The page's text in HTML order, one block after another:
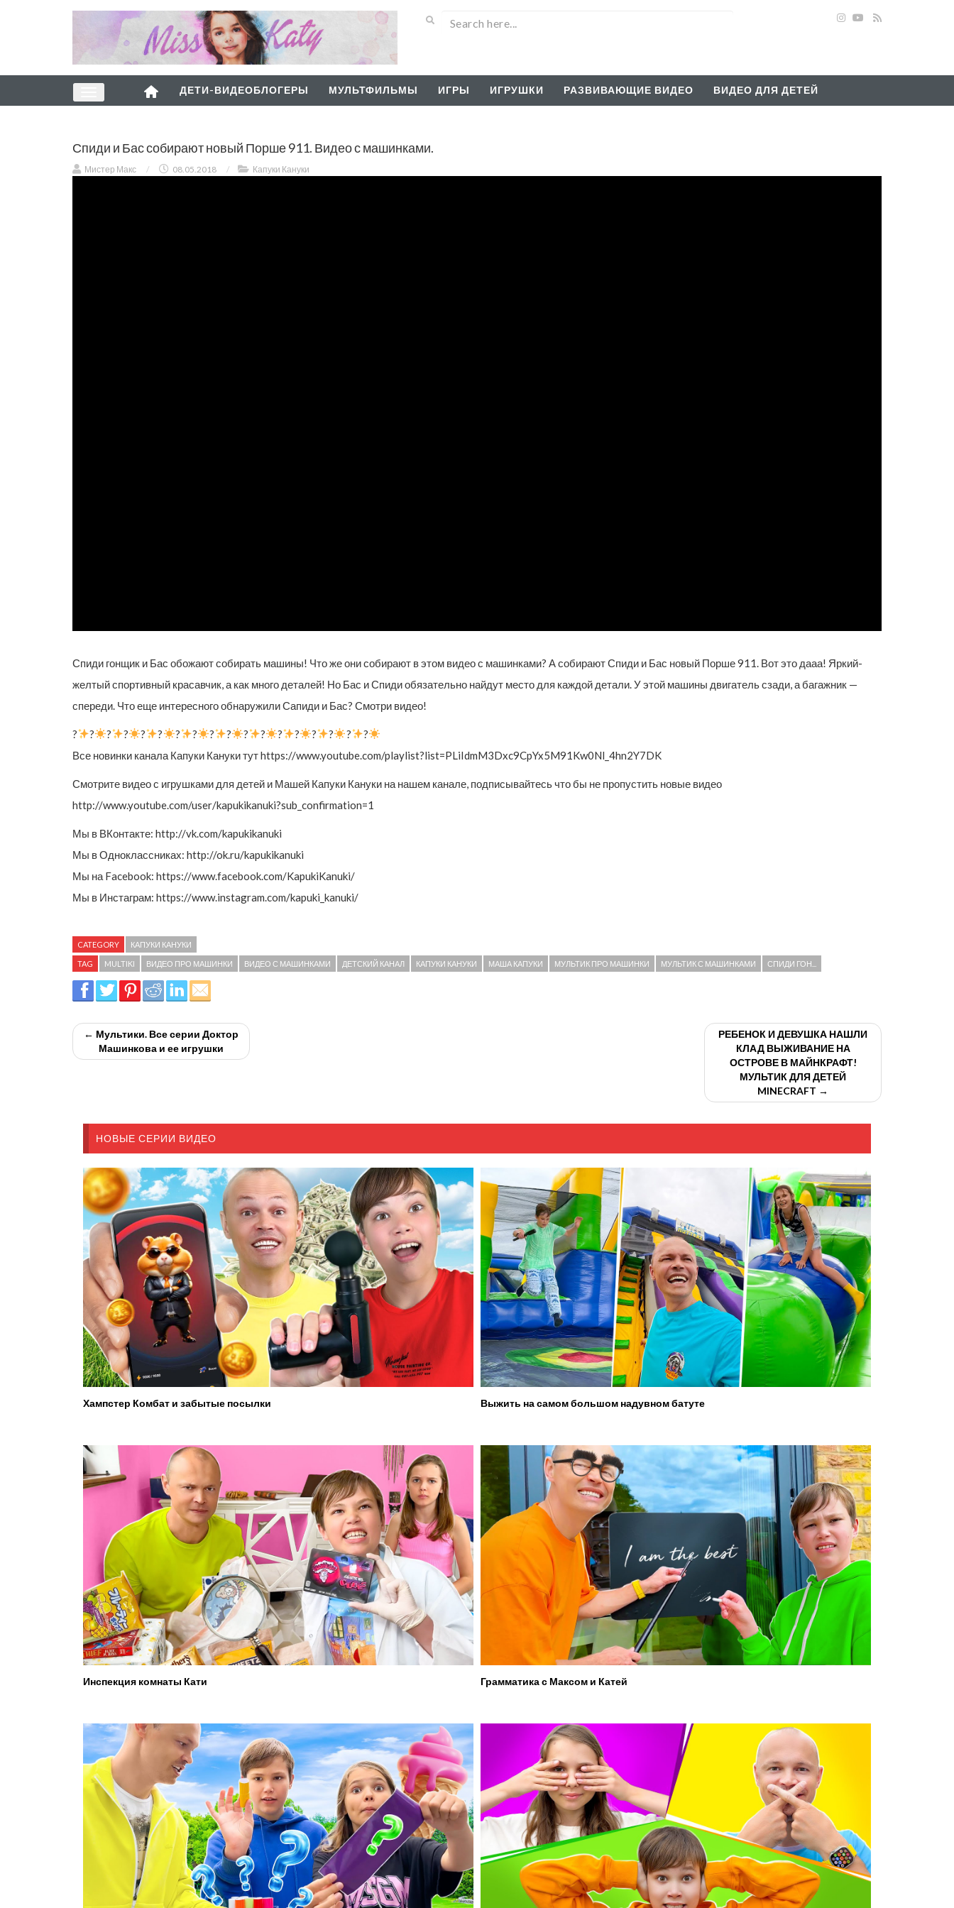
ДЕТИ-ВИДЕОБЛОГЕРЫ МУЛЬТФИЛЬМЫ ИГРЫ ИГРУШКИ РАЗВИВАЮЩИЕ ВИДЕО ВИДЕО ДЛЯ ДЕТЕЙ
Спиди и Бас собирают новый Порше 911. Видео с машинками.
Мистер Макс / 08.05.2018 / Капуки Кануки
Спиди гонщик и Бас обожают собирать машины! Что же они собирают в этом видео с машинками? А собирают Спиди и Бас новый Порше 911. Вот это дааа! Яркий-
желтый спортивный красавчик, а как много деталей! Но Бас и Спиди обязательно найдут место для каждой детали. У этой машины двигатель сзади, а багажник —
спереди. Что еще интересного обнаружили Сапиди и Бас? Смотри видео!
? ? ? ? ? ? ? ? ? ? ? ? ? ? ? ? ?
?
Все новинки канала Капуки Кануки тут https://www.youtube.com/playlist?list=PLiIdmM3Dxc9CpYx5M91Kw0Nl_4hn2Y7DK
Смотрите видео с игрушками для детей и Машей Капуки Кануки на нашем канале, подписывайтесь что бы не пропустить новые видео
http://www.youtube.com/user/kapukikanuki?sub_confirmation=1
Мы в ВКонтакте: http://vk.com/kapukikanuki
Мы в Одноклассниках: http://ok.ru/kapukikanuki
Мы на Facebook: https://www.facebook.com/KapukiKanuki/
Мы в Инстаграм: https://www.instagram.com/kapuki_kanuki/
CATEGORY КАПУКИ КАНУКИ
TAG MULTIKI ВИДЕО ПРО МАШИНКИ ВИДЕО С МАШИНКАМИ ДЕТСКИЙ КАНАЛ КАПУКИ КАНУКИ МАША КАПУКИ МУЛЬТИК ПРО МАШИНКИ МУЛЬТИК С МАШИНКАМИ СПИДИ ГОН...
← Мультики. Все серии Доктор
Машинкова и ее игрушки
РЕБЕНОК И ДЕВУШКА НАШЛИ
КЛАД ВЫЖИВАНИЕ НА
ОСТРОВЕ В МАЙНКРАФТ!
МУЛЬТИК ДЛЯ ДЕТЕЙ
MINECRAFT →
НОВЫЕ СЕРИИ ВИДЕО
Хампстер Комбат и забытые посылки Выжить на самом большом надувном батуте
Инспекция комнаты Кати Грамматика с Максом и Катей